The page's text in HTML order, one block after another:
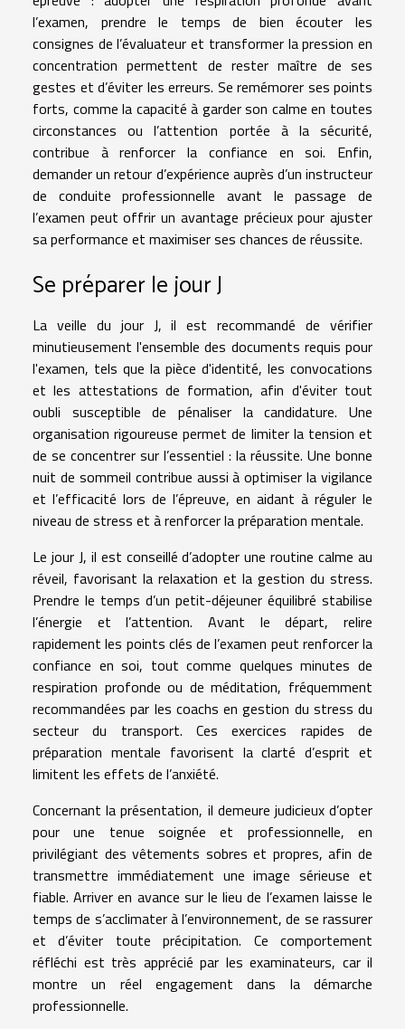
l’examen, prendre le temps de bien écouter les
consignes de l’évaluateur et transformer la pression en
concentration permettent de rester maître de ses
gestes et d’éviter les erreurs. Se remémorer ses points
forts, comme la capacité à garder son calme en toutes
circonstances ou l’attention portée à la sécurité,
contribue à renforcer la confiance en soi. Enfin,
demander un retour d’expérience auprès d’un instructeur
de conduite professionnelle avant le passage de
l’examen peut offrir un avantage précieux pour ajuster
sa performance et maximiser ses chances de réussite.
Se préparer le jour J
La veille du jour J, il est recommandé de vérifier
minutieusement l'ensemble des documents requis pour
l'examen, tels que la pièce d'identité, les convocations
et les attestations de formation, afin d'éviter tout
oubli susceptible de pénaliser la candidature. Une
organisation rigoureuse permet de limiter la tension et
de se concentrer sur l’essentiel : la réussite. Une bonne
nuit de sommeil contribue aussi à optimiser la vigilance
et l’efficacité lors de l’épreuve, en aidant à réguler le
niveau de stress et à renforcer la préparation mentale.
Le jour J, il est conseillé d’adopter une routine calme au
réveil, favorisant la relaxation et la gestion du stress.
Prendre le temps d’un petit-déjeuner équilibré stabilise
l’énergie et l’attention. Avant le départ, relire
rapidement les points clés de l’examen peut renforcer la
confiance en soi, tout comme quelques minutes de
respiration profonde ou de méditation, fréquemment
recommandées par les coachs en gestion du stress du
secteur du transport. Ces exercices rapides de
préparation mentale favorisent la clarté d’esprit et
limitent les effets de l’anxiété.
Concernant la présentation, il demeure judicieux d’opter
pour une tenue soignée et professionnelle, en
privilégiant des vêtements sobres et propres, afin de
transmettre immédiatement une image sérieuse et
fiable. Arriver en avance sur le lieu de l’examen laisse le
temps de s’acclimater à l’environnement, de se rassurer
et d’éviter toute précipitation. Ce comportement
réfléchi est très apprécié par les examinateurs, car il
montre un réel engagement dans la démarche
professionnelle.